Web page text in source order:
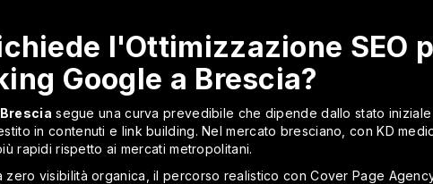
l'Ottimizzazione SEO
Google a Brescia?
segue una curva prevedibile che dipende dallo stato
in contenuti e link building. Nel mercato bresciano, con KD
rapidi rispetto ai mercati metropolitani.
visibilità organica, il percorso realistico con Cover Page